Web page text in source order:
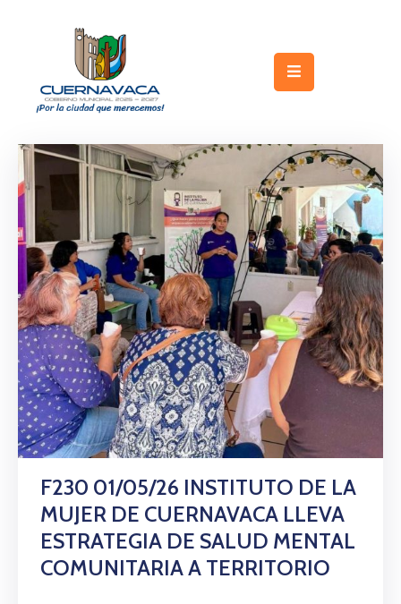
Gobierno
Turismo
Trámites
Servicios
Licitaciones
Transparencia
Directorio
Citas
F230 01/05/26 INSTITUTO DE LA
MUJER DE CUERNAVACA LLEVA
ESTRATEGIA DE SALUD MENTAL
COMUNITARIA A TERRITORIO